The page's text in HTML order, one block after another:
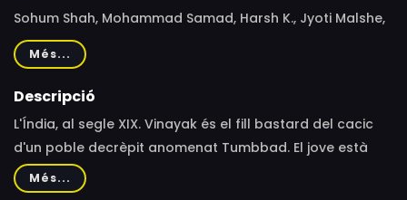
Sohum Shah, Mohammad Samad, Harsh K., Jyoti Malshe,
Dhundiraj Prabhakar Jogalekar, Rudra Soni, Madhav Hari
Joshi, Piyush Kaushik, Anita Date-Kelkar, Deepak Damle,
Cameron Anderson, Ronjini Chakraborty, Harish Khanna,
Ratnabali Chatterjee, Raghubir Yadav, Arohi
Radhakrishnan, Anika Radhakrishnan
Més...
Descripció
L'Índia, al segle XIX. Vinayak és el fill bastard del cacic
d'un poble decrèpit anomenat Tumbbad. El jove està
obsessionat per trobar un mític tresor enterrat a les
proximitats de la vila.
Més...